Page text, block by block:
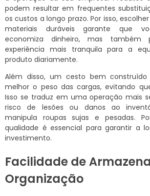
podem resultar em frequentes
os custos a longo prazo. Por isso,
materiais duráveis garante que
economiza dinheiro, mas também
experiência mais tranquila para a
produto diariamente.
Além disso, um cesto bem
melhor o peso das cargas, evitando
Isso se traduz em uma operação mais
risco de lesões ou danos ao
manipula roupas sujas e pesadas.
qualidade é essencial para garantir a
investimento.
Facilidade de
Organização